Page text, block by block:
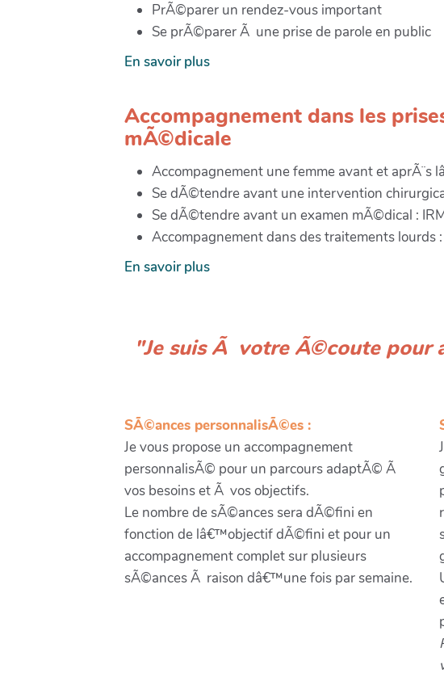
PrÃ©parer un rendez-vous important
Se prÃ©parer Ã une prise de parole en public
En savoir plus
Accompagnement dans les
mÃ©dicale
Accompagnement une femme avant et aprÃ¨s
Se dÃ©tendre avant une intervention
Se dÃ©tendre avant un examen mÃ©dical :
Accompagnement dans des traitements lourds
En savoir plus
"Je suis Ã votre Ã©coute pour
SÃ©ances personnalisÃ©es :
Je vous propose un accompagnement
personnalisÃ© pour un parcours adaptÃ© Ã
vos besoins et Ã vos objectifs.
Le nombre de sÃ©ances sera dÃ©fini en
fonction de lâ€™objectif dÃ©fini et pour un
accompagnement complet sur plusieurs
sÃ©ances Ã raison dâ€™une fois par semaine.